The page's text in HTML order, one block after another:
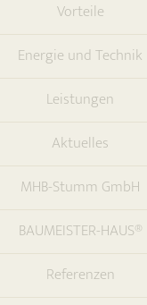
Vorteile
Energie und Technik
Leistungen
Aktuelles
MHB-Stumm GmbH
BAUMEISTER-HAUS®
Referenzen